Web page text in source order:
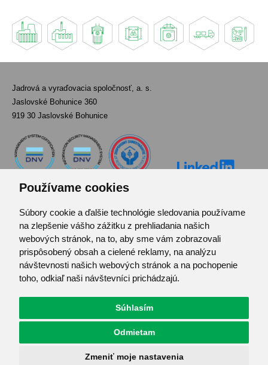
Používame cookies
Súbory cookie a ďalšie technológie sledovania používame
na zlepšenie vášho zážitku z prehliadania našich
webových stránok, na to, aby sme vám zobrazovali
prispôsobený obsah a cielené reklamy, na analýzu
návštevnosti našich webových stránok a na pochopenie
toho, odkiaľ naši návštevníci prichádzajú.
Súhlasím
Odmietam
Zmeniť moje nastavenia
Jadrová a vyraďovacia spoločnosť, a. s.
Jaslovské Bohunice 360
919 30 Jaslovské Bohunice
Kontakt
Pozvánka do infocentra
Zoznam použitých skratiek
Mapa stránok
RSS
Centrum predvolieb cookies